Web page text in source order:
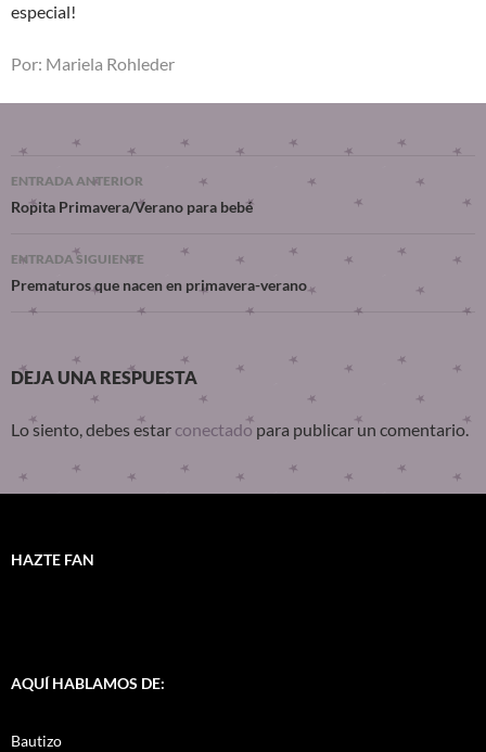
especial!
Por: Mariela Rohleder
ENTRADA ANTERIOR
Ropita Primavera/Verano para bebé
ENTRADA SIGUIENTE
Prematuros que nacen en primavera-verano
DEJA UNA RESPUESTA
Lo siento, debes estar conectado para publicar un comentario.
HAZTE FAN
AQUÍ HABLAMOS DE:
Bautizo